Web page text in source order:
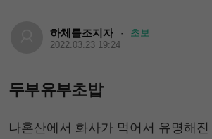
하체를조지자 · 초보
2022.03.23 19:24
두부유부초밥
나혼산에서 화사가 먹어서 유명해